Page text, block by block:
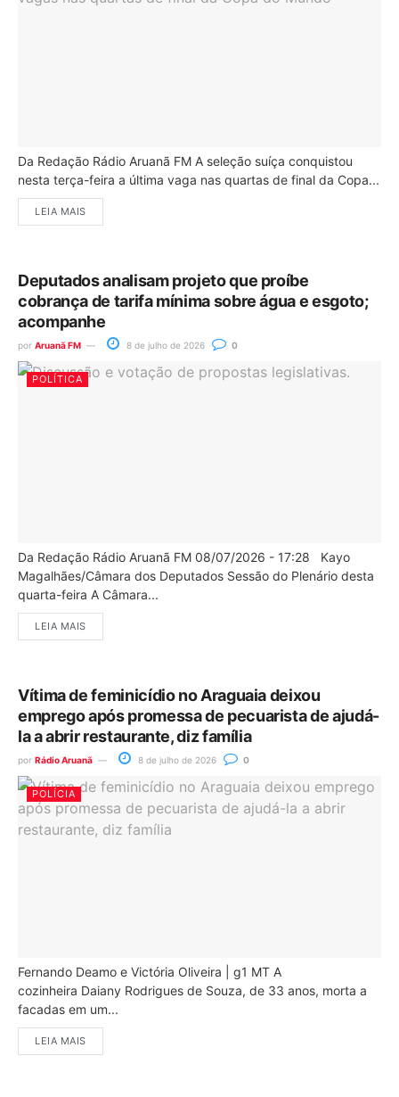
Da Redação Rádio Aruanã FM A seleção suíça conquistou
nesta terça-feira a última vaga nas quartas de final da Copa...
LEIA MAIS
Deputados analisam projeto que proíbe
cobrança de tarifa mínima sobre água e esgoto;
acompanhe
por Aruanã FM 8 de julho de 2026 0
POLÍTICA
Da Redação Rádio Aruanã FM 08/07/2026 - 17:28 Kayo
Magalhães/Câmara dos Deputados Sessão do Plenário desta
quarta-feira A Câmara...
LEIA MAIS
Vítima de feminicídio no Araguaia deixou
emprego após promessa de pecuarista de ajudá-
la a abrir restaurante, diz família
por Rádio Aruanã 8 de julho de 2026 0
POLÍCIA
Fernando Deamo e Victória Oliveira | g1 MT A
cozinheira Daiany Rodrigues de Souza, de 33 anos, morta a
facadas em um...
LEIA MAIS